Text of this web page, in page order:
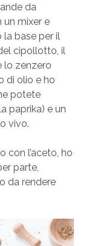
da
un mixer e
base per il
cipollotto, il
lo zenzero
di olio e ho
potete
paprika) e un
vivo.
con l’aceto, ho
parte,
da rendere